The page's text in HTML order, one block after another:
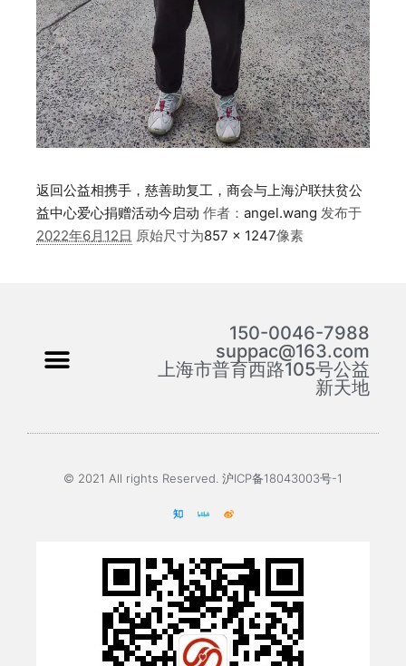
返回公益相携手，慈善助复工，商会与上海沪联扶贫公
益中心爱心捐赠活动今启动 作者： angel.wang 发布于
2022年6月12日 原始尺寸为857 × 1247像素
150-0046-7988
suppac@163.com
上海市普育西路105号公益
新天地
© 2021 All rights Reserved. 沪ICP备18043003号-1